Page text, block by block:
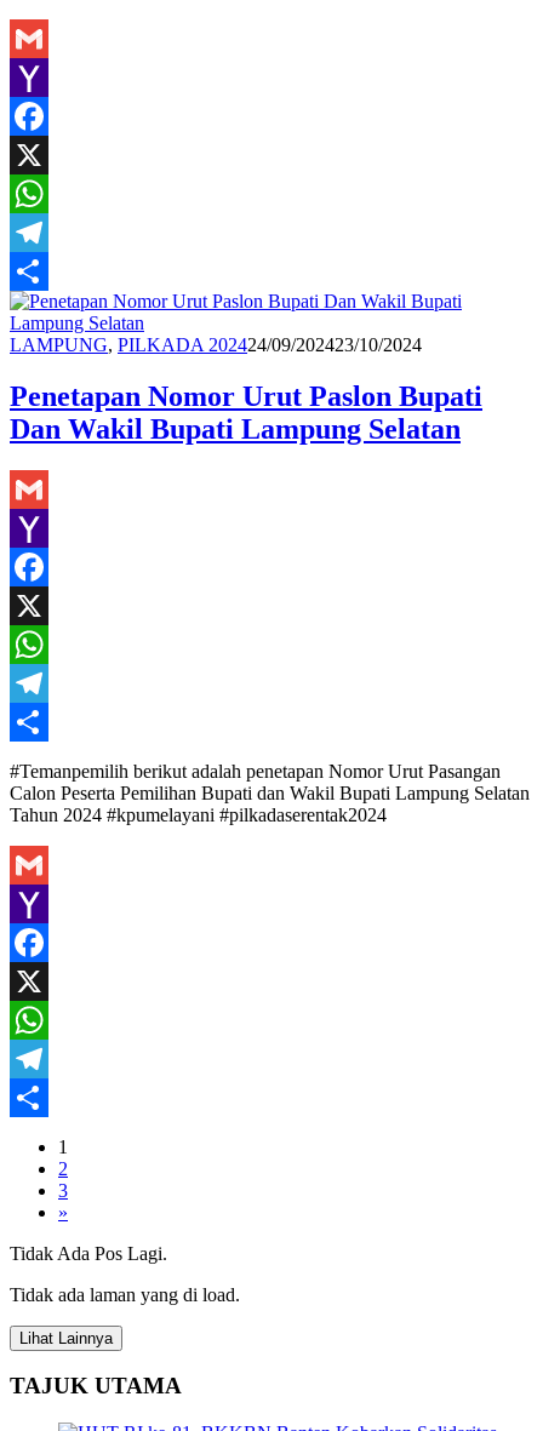
Gmail
Yahoo
Mail
Facebook
X
WhatsApp
Telegram
Share
LAMPUNG, PILKADA 2024Redaksi
24/09/202423/10/2024
Penetapan Nomor Urut Paslon Bupati
Dan Wakil Bupati Lampung Selatan
Gmail
Yahoo
Mail
Facebook
X
WhatsApp
Telegram
Share
#Temanpemilih berikut adalah penetapan Nomor Urut Pasangan
Calon Peserta Pemilihan Bupati dan Wakil Bupati Lampung Selatan
Tahun 2024 #kpumelayani #pilkadaserentak2024
Gmail
Yahoo
Mail
Facebook
X
WhatsApp
Telegram
1
2
3
»
Tidak Ada Pos Lagi.
Tidak ada laman yang di load.
Lihat Lainnya
TAJUK UTAMA